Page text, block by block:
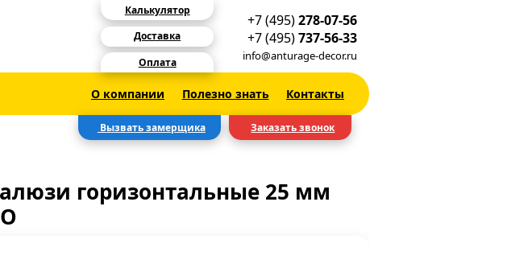
Калькулятор
Доставка
Оплата
+7 (495)278-07-56
+7 (495)737-56-33
info@anturage-decor.ru
О компании Полезно знать Контакты
Вызвать замерщика Заказать звонок
горизонтальные 25 мм